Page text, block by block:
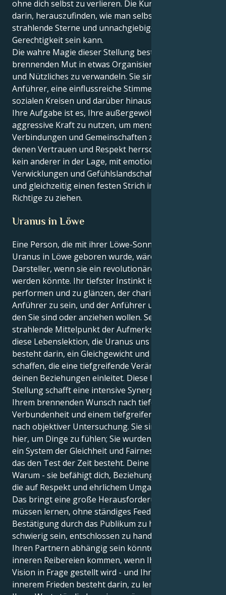
ohne dich selbst zu verlieren. Die Kunst besteht
darin, herauszufinden, wie man selbstbewusste,
strahlende Sterne und unnachgiebige Verfechter der
Gerechtigkeit sein kann.
Die wahre Magie dieser Stellung besteht darin, Ihren
brennenden Mut in etwas Organisiertes, Greifbares
und Nützliches zu verwandeln. Sie sind ein stiller
Anführer, eine einflussreiche Stimme, die in Ihren
sozialen Kreisen und darüber hinaus harmonisiert.
Ihre Aufgabe ist es, Ihre außergewöhnliche
aggressive Kraft zu nutzen, um menschliche
Verbindungen und Gemeinschaften zu bilden, in
denen Vertrauen und Respekt herrschen. Sie sind wie
kein anderer in der Lage, mit emotionalen
Verwicklungen und Gefühlslandschaften umzugehen
und gleichzeitig einen festen Strich im Sand für das
Richtige zu ziehen.
Uranus in Löwe
Eine Person, die mit ihrer Löwe-Sonne und einem
Uranus in Löwe geboren wurde, wäre ein Star-
Darsteller, wenn sie ein revolutionärer Regisseur
werden könnte. Ihr tiefster Instinkt ist es, zu
performen und zu glänzen, der charismatische
Anführer zu sein, und der Anführer um jeden zu sein,
den Sie sind oder anziehen wollen. Sei jedoch der
strahlende Mittelpunkt der Aufmerksamkeit, denn
diese Lebenslektion, die Uranus uns allen erteilt,
besteht darin, ein Gleichgewicht und eine Struktur zu
schaffen, die eine tiefgreifende Veränderung in
deinen Beziehungen einleitet. Diese Doppel-Leo-
Stellung schafft eine intensive Synergie zwischen
Ihrem brennenden Wunsch nach tiefer
Verbundenheit und einem tiefgreifenden Bedürfnis
nach objektiver Untersuchung. Sie sind nicht nur
hier, um Dinge zu fühlen; Sie wurden geboren, um
ein System der Gleichheit und Fairness aufzubauen,
das den Test der Zeit besteht. Deine Mission ist das
Warum - sie befähigt dich, Beziehungen aufzubauen,
die auf Respekt und ehrlichem Umgang beruhen.
Das bringt eine große Herausforderung mit sich: Sie
müssen lernen, ohne ständiges Feedback und
Bestätigung durch das Publikum zu handeln. Es kann
schwierig sein, entschlossen zu handeln, da Sie von
Ihren Partnern abhängig sein könnten. Es kann zu
inneren Reibereien kommen, wenn Ihre kreative
Vision in Frage gestellt wird - und Ihr Weg zu
innerem Frieden besteht darin, zu lernen, dass Sie